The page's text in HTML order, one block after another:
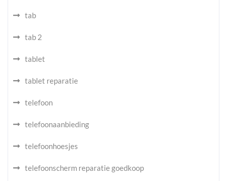
tab
tab 2
tablet
tablet reparatie
telefoon
telefoonaanbieding
telefoonhoesjes
telefoonscherm reparatie goedkoop